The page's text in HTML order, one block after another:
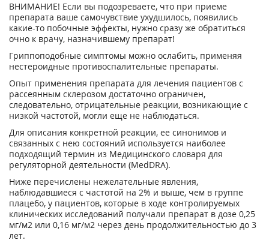
ВНИМАНИЕ! Если вы подозреваете, что при приеме
препарата ваше самочувствие ухудшилось, появились
какие-то побочные эффекты, нужно сразу же обратиться
очно к врачу, назначившему препарат!
Гриппоподобные симптомы можно ослабить, применяя
нестероидные противоспалительные препараты.
Опыт применения препарата для лечения пациентов с
рассеянным склерозом достаточно ограничен,
следовательно, отрицательные реакции, возникающие с
низкой частотой, могли еще не наблюдаться.
Для описания конкретной реакции, ее синонимов и
связанных с нею состояний используется наиболее
подходящий термин из Медицинского словаря для
регуляторной деятельности (MedDRA).
Ниже перечислены нежелательные явления,
наблюдавшиеся с частотой на 2% и выше, чем в группе
плацебо, у пациентов, которые в ходе контролируемых
клинических исследований получали препарат в дозе 0,25
мг/м2 или 0,16 мг/м2 через день продолжительностью до 3
лет.